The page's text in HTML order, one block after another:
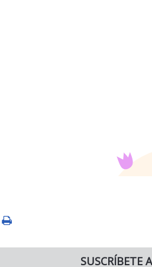
SUSCRÍBETE